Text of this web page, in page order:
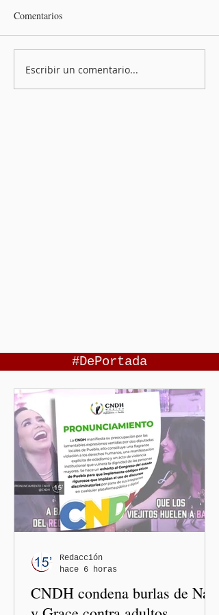
Comentarios
Escribir un comentario...
#DePortada
CNDH condena burlas de Nay
Redacción
hace 6 horas